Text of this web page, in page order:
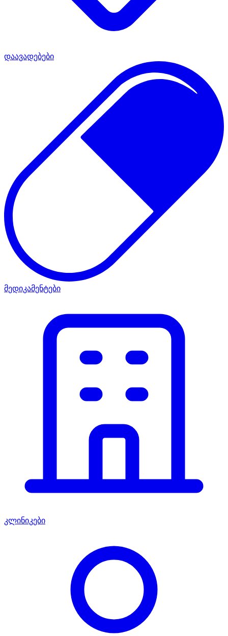
დაავადებები
მედიკამენტები
კლინიკები